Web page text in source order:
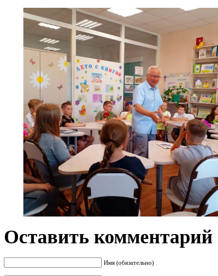
Оставить комментарий
Имя (обязательно)